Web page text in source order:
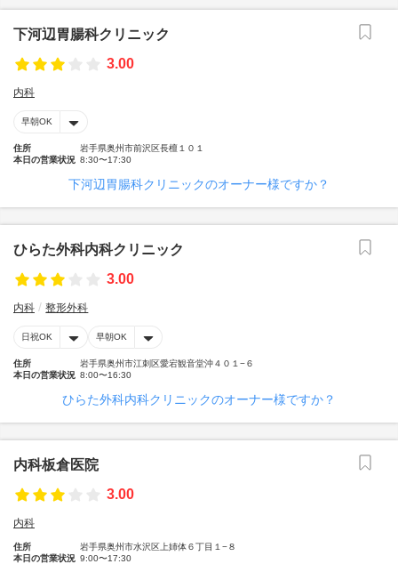
下河辺胃腸科クリニック
3.00
内科
早朝OK
住所
岩手県奥州市前沢区長檀１０１
本日の営業状況 8:30〜17:30
下河辺胃腸科クリニックのオーナー様ですか？
ひらた外科内科クリニック
3.00
内科 整形外科
日祝OK 早朝OK
住所
岩手県奥州市江刺区愛宕観音堂沖４０１−６
本日の営業状況 8:00〜16:30
ひらた外科内科クリニックのオーナー様ですか？
内科板倉医院
3.00
内科
住所
岩手県奥州市水沢区上姉体６丁目１−８
本日の営業状況 9:00〜17:30